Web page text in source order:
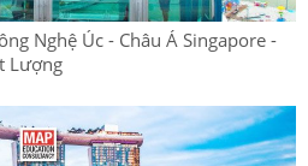
Nghệ Úc - Châu Á Singapore -
Lượng